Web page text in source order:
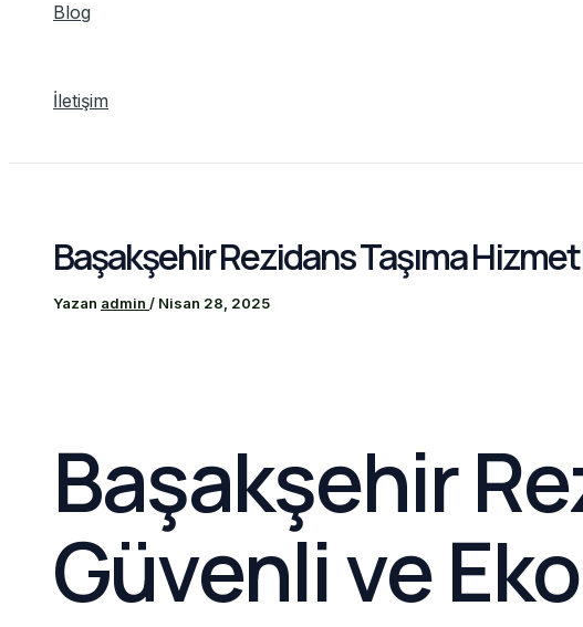
Blog
İletişim
Başakşehir Rezidans Taşıma
Yazan admin / Nisan 28, 2025
Başakşehir
Güvenli ve